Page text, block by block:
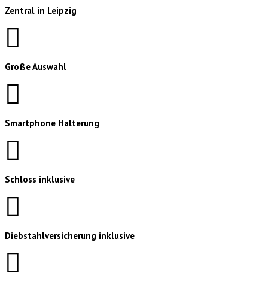
Zentral in Leipzig
Große Auswahl
Smartphone Halterung
Schloss inklusive
Diebstahlversicherung inklusive